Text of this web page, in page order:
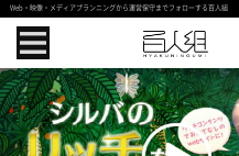
Web・映像・メディアプランニングから運営保守までフォローする百人組